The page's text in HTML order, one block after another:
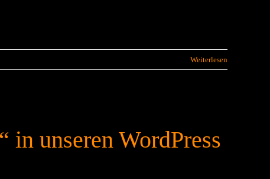
Weiterlesen
in unseren WordPress